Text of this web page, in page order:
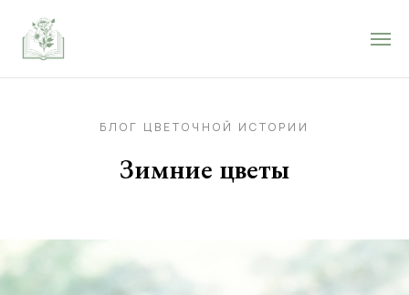
БЛОГ ЦВЕТОЧНОЙ ИСТОРИИ
Зимние цветы